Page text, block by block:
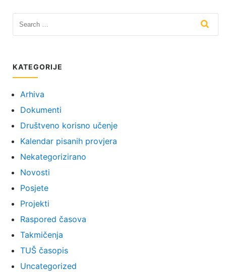
KATEGORIJE
Arhiva
Dokumenti
Društveno korisno učenje
Kalendar pisanih provjera
Nekategorizirano
Novosti
Posjete
Projekti
Raspored časova
Takmičenja
TUŠ časopis
Uncategorized